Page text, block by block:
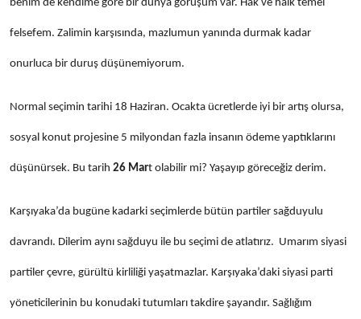
benim de kendime göre bir dünya görüşüm var. Hak ve halk temel
felsefem. Zalimin karşısında, mazlumun yanında durmak kadar
onurluca bir duruş düşünemiyorum.
Normal seçimin tarihi 18 Haziran. Ocakta ücretlerde iyi bir artış olursa,
sosyal konut projesine 5 milyondan fazla insanın ödeme yaptıklarını
düşünürsek. Bu tarih 26 Mart olabilir mi? Yaşayıp göreceğiz derim.
Karşıyaka’da bugüne kadarki seçimlerde bütün partiler sağduyulu
davrandı. Dilerim aynı sağduyu ile bu seçimi de atlatırız. Umarım siyasi
partiler çevre, gürültü kirliliği yaşatmazlar. Karşıyaka’daki siyasi parti
yöneticilerinin bu konudaki tutumları takdire şayandır. Sağlığım